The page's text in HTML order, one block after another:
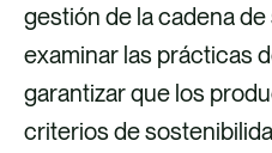
gestión de la cadena
examinar las prácticas
garantizar que los
criterios de